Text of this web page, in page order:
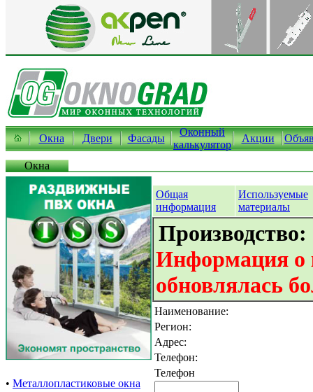
Окна Двери Фасады
Оконный
калькулятор
Акции
Окна
• Металлопластиковые окна
Общая
информация
Используемые
материалы
Информация о
обновлялась
Наименование:
Регион:
Адрес:
Телефон:
Телефон